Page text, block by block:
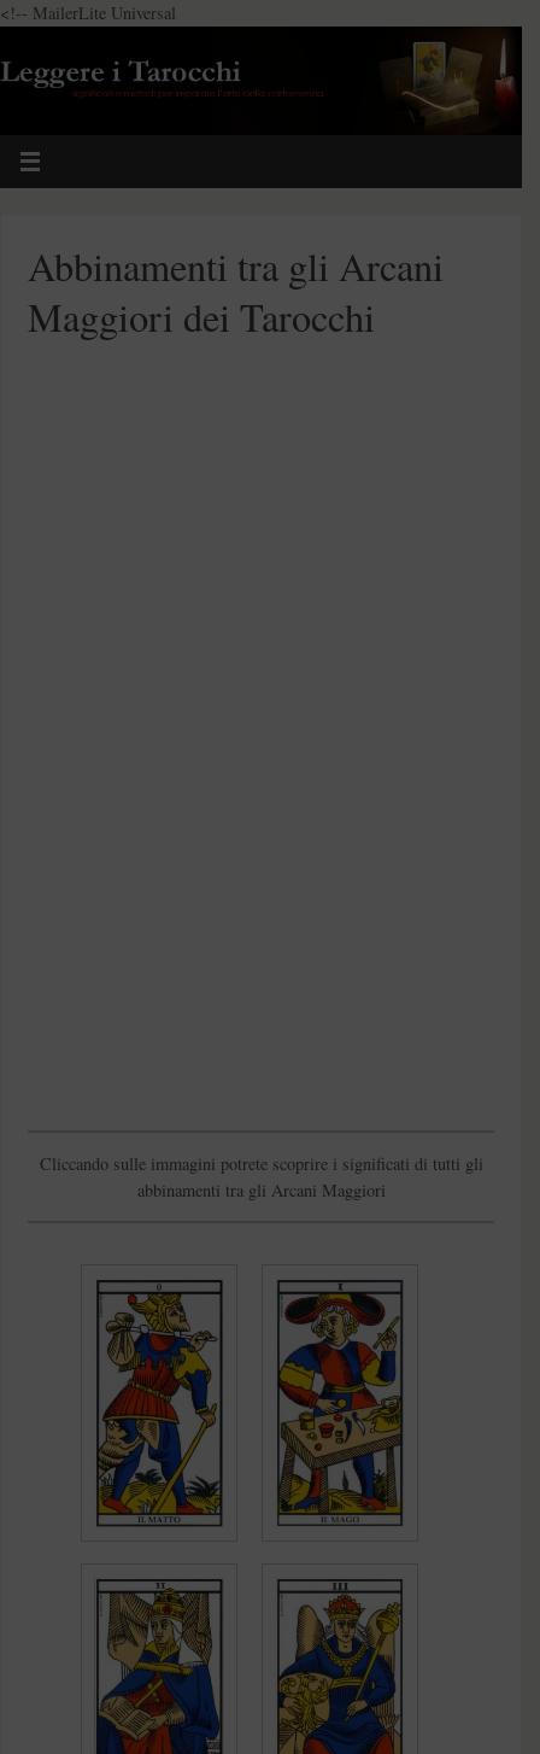
<!-- MailerLite Universal
Abbinamenti tra gli Arcani
Maggiori dei Tarocchi
Cliccando sulle immagini potrete scoprire i significati di tutti gli
abbinamenti tra gli Arcani Maggiori